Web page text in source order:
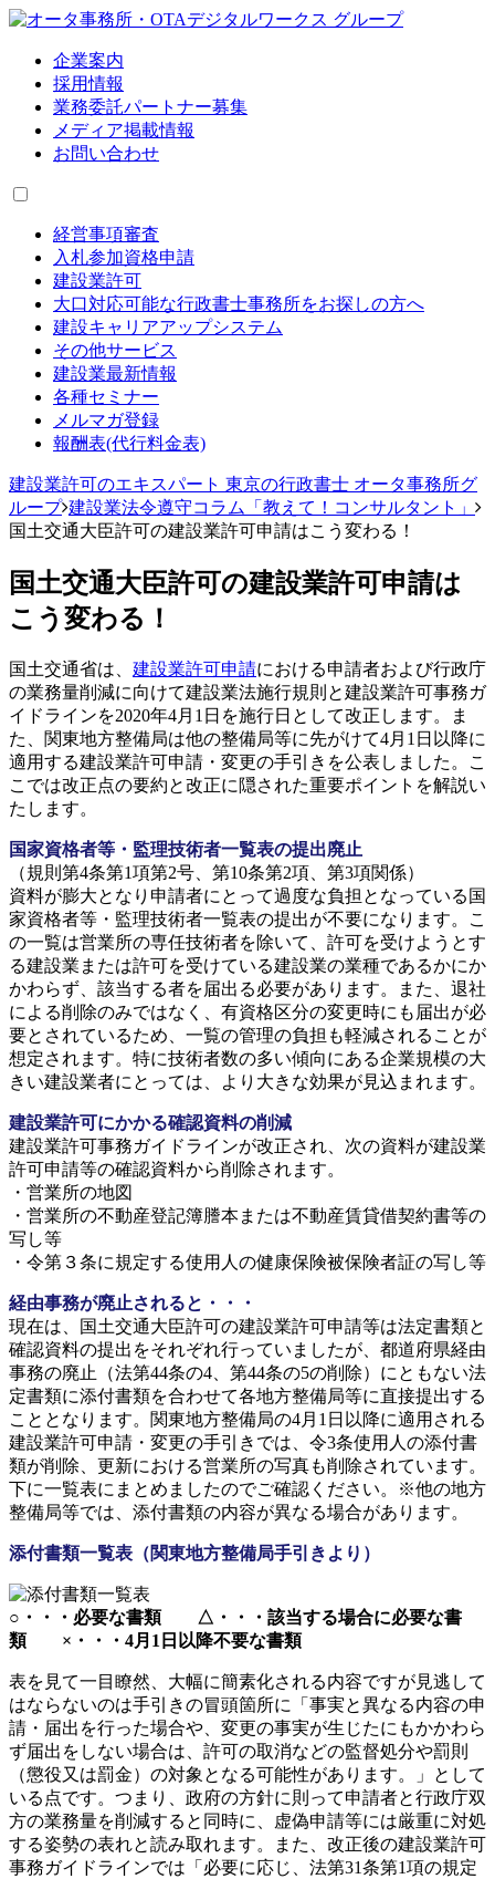
企業案内
採用情報
業務委託パートナー募集
メディア掲載情報
お問い合わせ
経営事項審査
入札参加資格申請
建設業許可
大口対応可能な行政書士事務所をお探しの方へ
建設キャリアアップシステム
その他サービス
建設業最新情報
各種セミナー
メルマガ登録
報酬表(代行料金表)
建設業許可のエキスパート 東京の行政書士 オータ事務所グ
ループ 建設業法令遵守コラム「教えて！コンサルタント」
国土交通大臣許可の建設業許可申請はこう変わる！
国土交通大臣許可の建設業許可申請は
こう変わる！
国土交通省は、 建設業許可申請における申請者および行政庁
の業務量削減に向けて建設業法施行規則と建設業許可事務ガ
イドラインを2020年4月1日を施行日として改正します。ま
た、関東地方整備局は他の整備局等に先がけて4月1日以降に
適用する建設業許可申請・変更の手引きを公表しました。こ
こでは改正点の要約と改正に隠された重要ポイントを解説い
たします。
国家資格者等・監理技術者一覧表の提出廃止
（規則第4条第1項第2号、第10条第2項、第3項関係）
資料が膨大となり申請者にとって過度な負担となっている国
家資格者等・監理技術者一覧表の提出が不要になります。こ
の一覧は営業所の専任技術者を除いて、許可を受けようとす
る建設業または許可を受けている建設業の業種であるかにか
かわらず、該当する者を届出る必要があります。また、退社
による削除のみではなく、有資格区分の変更時にも届出が必
要とされているため、一覧の管理の負担も軽減されることが
想定されます。特に技術者数の多い傾向にある企業規模の大
きい建設業者にとっては、より大きな効果が見込まれます。
建設業許可にかかる確認資料の削減
建設業許可事務ガイドラインが改正され、次の資料が建設業
許可申請等の確認資料から削除されます。
・営業所の地図
・営業所の不動産登記簿謄本または不動産賃貸借契約書等の
写し等
・令第３条に規定する使用人の健康保険被保険者証の写し等
経由事務が廃止されると・・・
現在は、国土交通大臣許可の建設業許可申請等は法定書類と
確認資料の提出をそれぞれ行っていましたが、都道府県経由
事務の廃止（法第44条の4、第44条の5の削除）にともない法
定書類に添付書類を合わせて各地方整備局等に直接提出する
こととなります。関東地方整備局の4月1日以降に適用される
建設業許可申請・変更の手引きでは、令3条使用人の添付書
類が削除、更新における営業所の写真も削除されています。
下に一覧表にまとめましたのでご確認ください。※他の地方
整備局等では、添付書類の内容が異なる場合があります。
添付書類一覧表（関東地方整備局手引きより）
○・・・必要な書類 △・・・該当する場合に必要な書
類 ×・・・4月1日以降不要な書類
表を見て一目瞭然、大幅に簡素化される内容ですが見逃して
はならないのは手引きの冒頭箇所に「事実と異なる内容の申
請・届出を行った場合や、変更の事実が生じたにもかかわら
ず届出をしない場合は、許可の取消などの監督処分や罰則
（懲役又は罰金）の対象となる可能性があります。」として
いる点です。つまり、政府の方針に則って申請者と行政庁双
方の業務量を削減すると同時に、虚偽申請等には厳重に対処
する姿勢の表れと読み取れます。また、改正後の建設業許可
事務ガイドラインでは「必要に応じ、法第31条第1項の規定